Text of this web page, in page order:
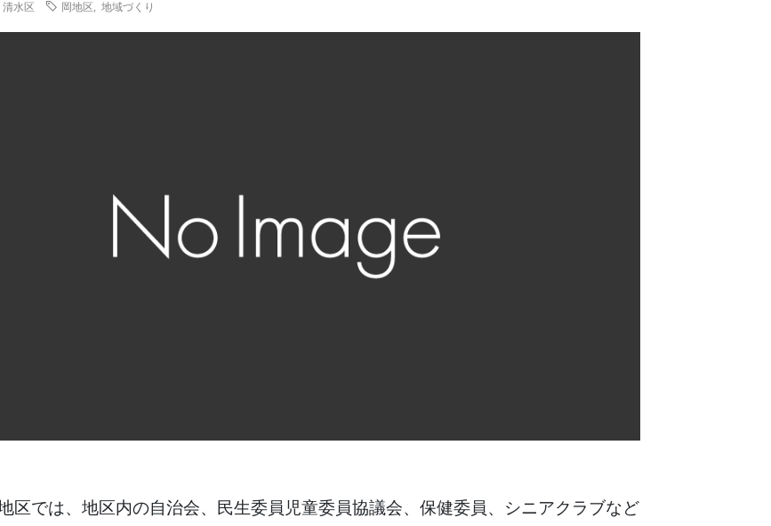
清水区 岡地区 地域づくり
区では、地区内の自治会、民生委員児童委員協議会、保健委員、シニアクラブなど